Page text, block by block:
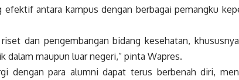
antara kampus dengan berbagai pemangku
dan pengembangan bidang kesehatan,
dalam maupun luar negeri,” pinta Wapres.
dengan para alumni dapat terus berbenah diri,